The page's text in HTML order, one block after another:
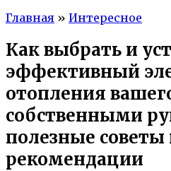
Главная » Интересное
Как выбрать и
эффективный
отопления
собственными
полезные советы
рекомендации